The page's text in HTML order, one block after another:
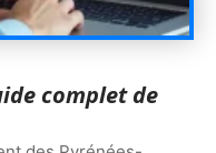
complet de